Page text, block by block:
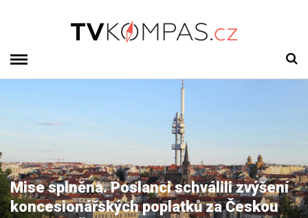
Mise splněna. Poslanci schválili zvýšení
koncesionářských poplatků za Českou